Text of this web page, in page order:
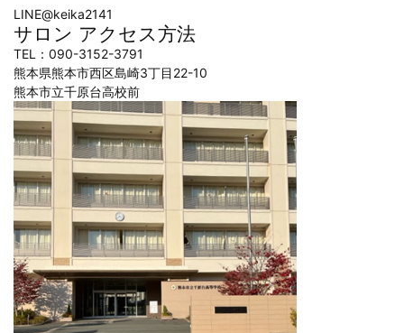
LINE@keika2141
サロン アクセス方法
TEL：090-3152-3791
熊本県熊本市西区島崎3丁目22-10
熊本市立千原台高校前